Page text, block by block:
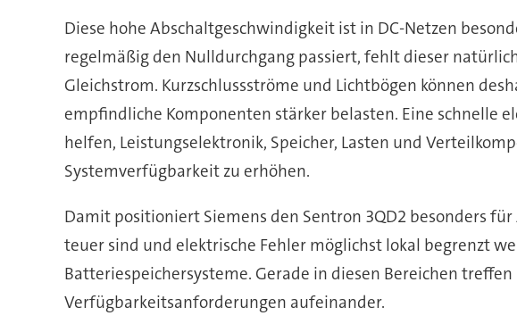
Diese hohe Abschaltgeschwindigkeit ist in DC-Netzen
regelmäßig den Nulldurchgang passiert, fehlt dieser
Gleichstrom. Kurzschlussströme und Lichtbögen können
empfindliche Komponenten stärker belasten. Eine schnelle
helfen, Leistungselektronik, Speicher, Lasten und
Systemverfügbarkeit zu erhöhen.
Damit positioniert Siemens den Sentron 3QD2 besonders
teuer sind und elektrische Fehler möglichst lokal begrenzt
Batteriespeichersysteme. Gerade in diesen Bereichen
Verfügbarkeitsanforderungen aufeinander.